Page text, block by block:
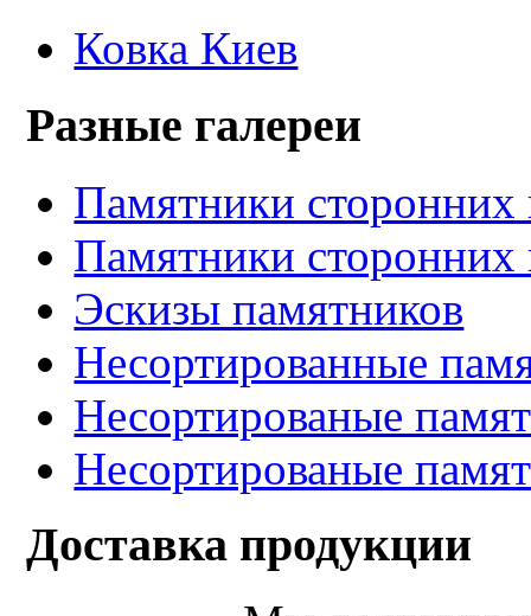
Ковка Киев
Разные галереи
Памятники сторонних
Памятники сторонних
Эскизы памятников
Несортированные
Несортированые
Несортированые
Доставка продукции